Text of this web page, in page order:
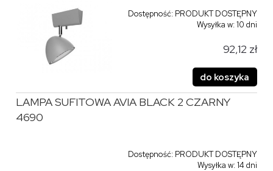
Dostępność: PRODUKT DOSTĘPNY
Wysyłka w:10 dni
92,12 zł
do koszyka
LAMPA SUFITOWA AVIA BLACK 2 CZARNY
4690
Dostępność: PRODUKT DOSTĘPNY
Wysyłka w:14 dni